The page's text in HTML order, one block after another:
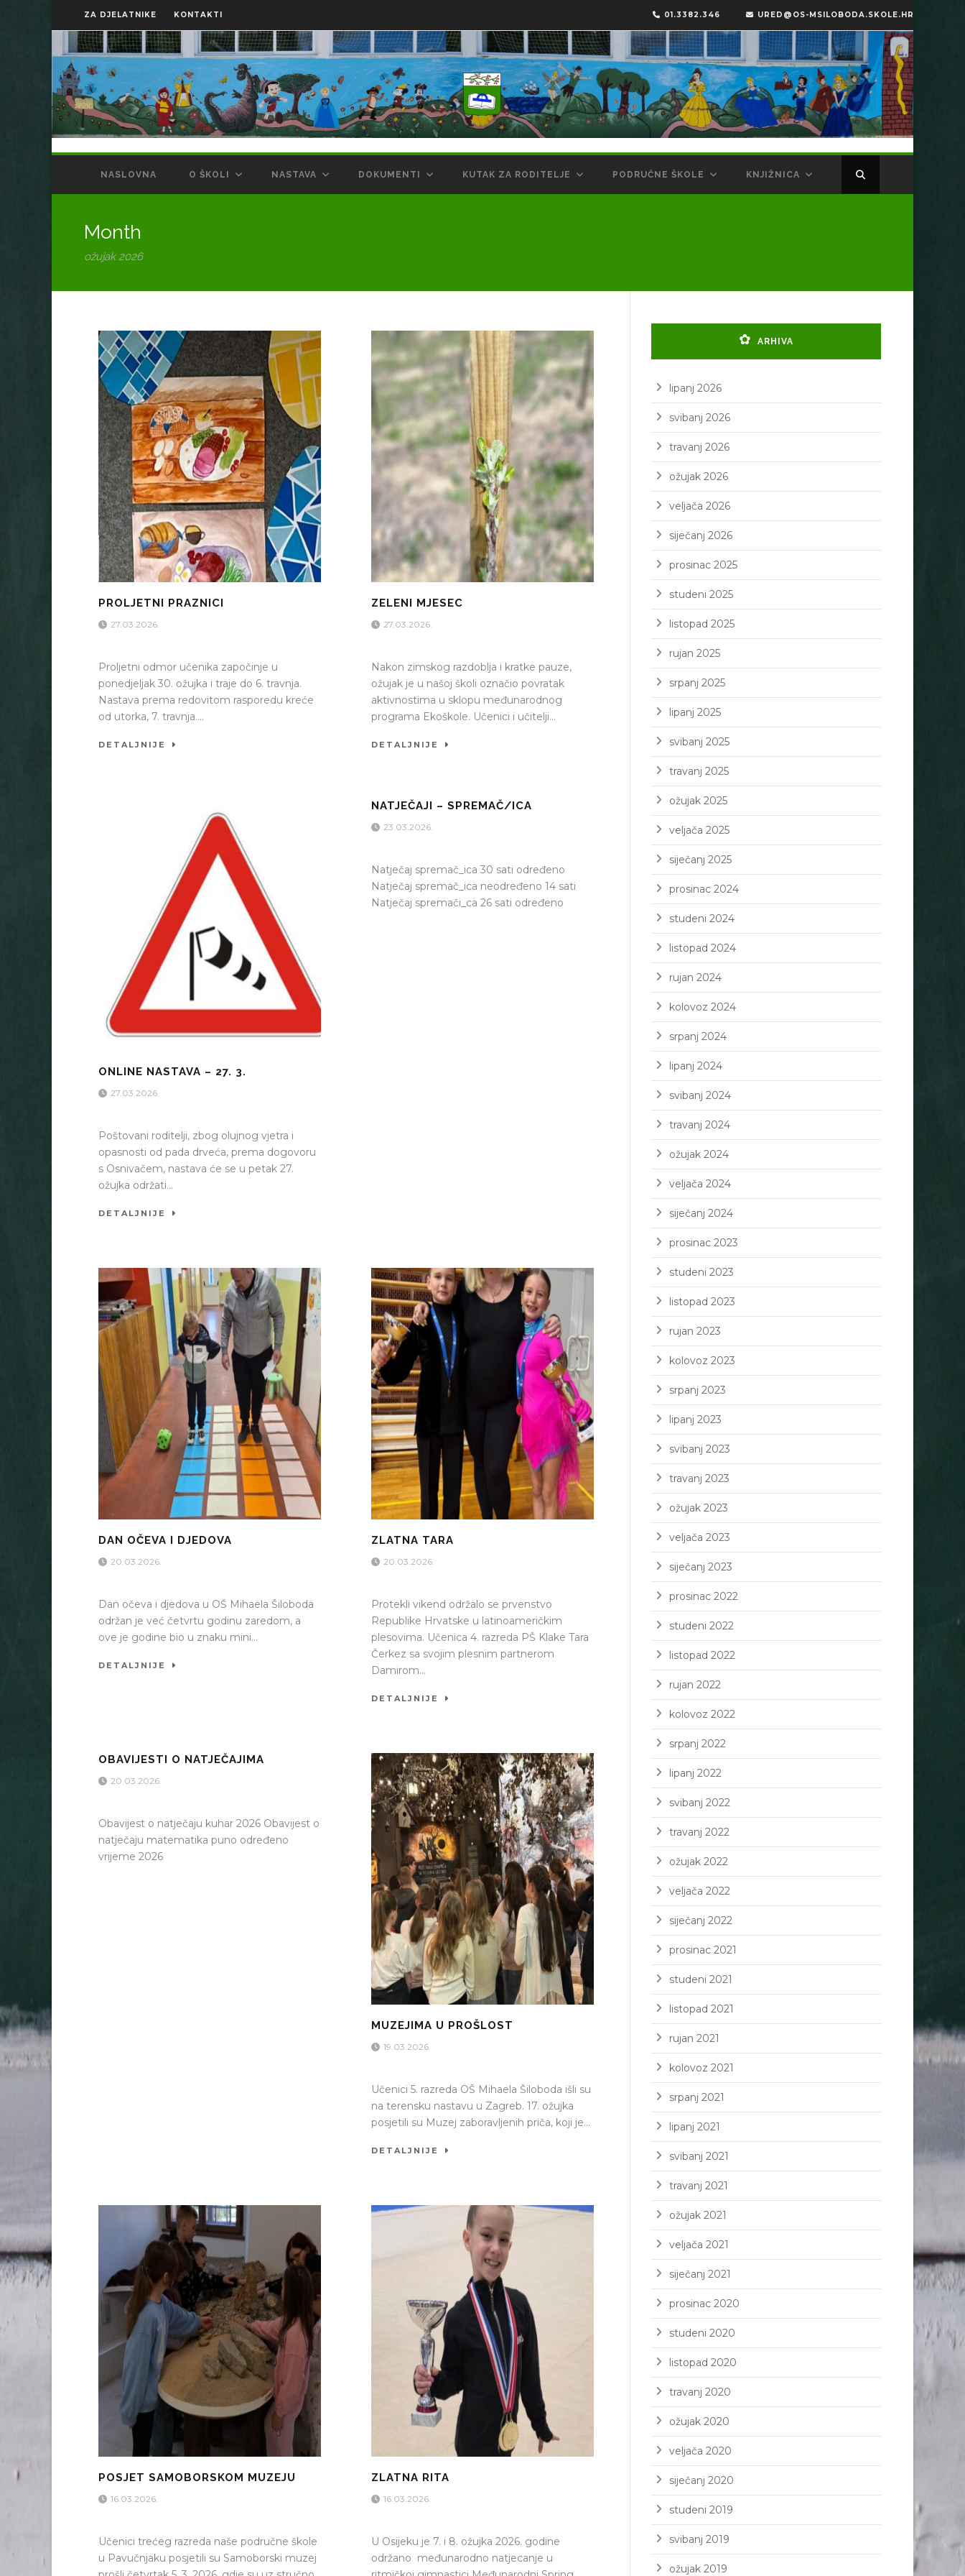
ZA DJELATNIKE KONTAKTI 01.3382.346 URED@OS-MSILOBODA.SKOLE.HR
NASLOVNA O ŠKOLI NASTAVA DOKUMENTI KUTAK ZA RODITELJE PODRUČNE ŠKOLE KNJIŽNICA
Month
ožujak 2026
PROLJETNI PRAZNICI
27.03.2026.
Proljetni odmor učenika započinje u
ponedjeljak 30. ožujka i traje do 6. travnja.
Nastava prema redovitom rasporedu kreće
od utorka, 7. travnja....
DETALJNIJE
ZELENI MJESEC
27.03.2026.
Nakon zimskog razdoblja i kratke pauze,
ožujak je u našoj školi označio povratak
aktivnostima u sklopu međunarodnog
programa Ekoškole. Učenici i učitelji...
DETALJNIJE
ONLINE NASTAVA – 27. 3.
27.03.2026.
Poštovani roditelji, zbog olujnog vjetra i
opasnosti od pada drveća, prema dogovoru
s Osnivačem, nastava će se u petak 27.
ožujka održati...
DETALJNIJE
NATJEČAJI – SPREMAČ/ICA
23.03.2026.
Natječaj spremač_ica 30 sati određeno
Natječaj spremač_ica neodređeno 14 sati
Natječaj spremači_ca 26 sati određeno
DAN OČEVA I DJEDOVA
20.03.2026.
Dan očeva i djedova u OŠ Mihaela Šiloboda
održan je već četvrtu godinu zaredom, a
ove je godine bio u znaku mini...
DETALJNIJE
ZLATNA TARA
20.03.2026.
Protekli vikend održalo se prvenstvo
Republike Hrvatske u latinoameričkim
plesovima. Učenica 4. razreda PŠ Klake Tara
Čerkez sa svojim plesnim partnerom
Damirom...
DETALJNIJE
OBAVIJESTI O NATJEČAJIMA
20.03.2026.
Obavijest o natječaju kuhar 2026 Obavijest o
natječaju matematika puno određeno
vrijeme 2026
MUZEJIMA U PROŠLOST
19.03.2026.
Učenici 5. razreda OŠ Mihaela Šiloboda išli su
na terensku nastavu u Zagreb. 17. ožujka
posjetili su Muzej zaboravljenih priča, koji je...
DETALJNIJE
POSJET SAMOBORSKOM MUZEJU
16.03.2026.
Učenici trećeg razreda naše područne škole
u Pavučnjaku posjetili su Samoborski muzej
ZLATNA RITA
16.03.2026.
U Osijeku je 7. i 8. ožujka 2026. godine
održano međunarodno natjecanje u
ARHIVA
lipanj 2026
svibanj 2026
travanj 2026
ožujak 2026
veljača 2026
siječanj 2026
prosinac 2025
studeni 2025
listopad 2025
rujan 2025
srpanj 2025
lipanj 2025
svibanj 2025
travanj 2025
ožujak 2025
veljača 2025
siječanj 2025
prosinac 2024
studeni 2024
listopad 2024
rujan 2024
kolovoz 2024
srpanj 2024
lipanj 2024
svibanj 2024
travanj 2024
ožujak 2024
veljača 2024
siječanj 2024
prosinac 2023
studeni 2023
listopad 2023
rujan 2023
kolovoz 2023
srpanj 2023
lipanj 2023
svibanj 2023
travanj 2023
ožujak 2023
veljača 2023
siječanj 2023
prosinac 2022
studeni 2022
listopad 2022
rujan 2022
kolovoz 2022
srpanj 2022
lipanj 2022
svibanj 2022
travanj 2022
ožujak 2022
veljača 2022
siječanj 2022
prosinac 2021
studeni 2021
listopad 2021
rujan 2021
kolovoz 2021
srpanj 2021
lipanj 2021
svibanj 2021
travanj 2021
ožujak 2021
veljača 2021
siječanj 2021
prosinac 2020
studeni 2020
listopad 2020
travanj 2020
ožujak 2020
veljača 2020
siječanj 2020
studeni 2019
svibanj 2019
ožujak 2019